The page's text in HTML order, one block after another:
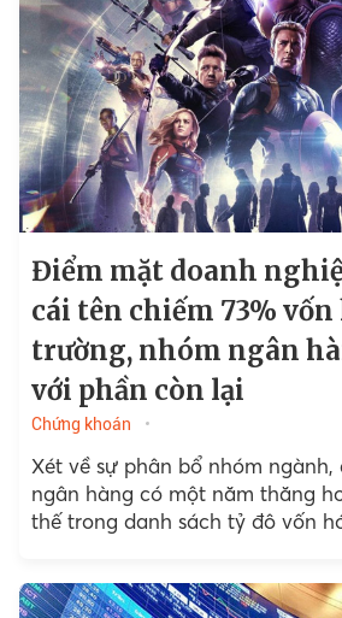
Điểm mặt doanh
cái tên chiếm 73%
trường, nhóm ngân
với phần còn lại
Chứng khoán
Xét về sự phân bổ nhóm ngành,
ngân hàng có một năm thăng
thế trong danh sách tỷ đô vốn
26% vốn hóa thị trường chứng